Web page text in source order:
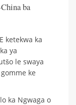
ba
E ketekwa ka
ya
le swaya
ke
ka Ngwaga o